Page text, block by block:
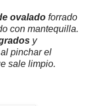
ovalado forrado
con mantequilla.
y
pinchar el
sale limpio.